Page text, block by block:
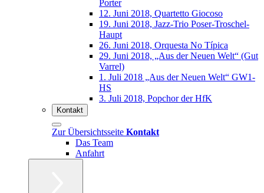
Porter
12. Juni 2018, Quartetto Giocoso
19. Juni 2018, Jazz-Trio Poser-Troschel-
Haupt
26. Juni 2018, Orquesta No Típica
29. Juni 2018, „Aus der Neuen Welt“ (Gut
Varrel)
1. Juli 2018 „Aus der Neuen Welt“ GW1-
HS
3. Juli 2018, Popchor der HfK
Kontakt
Zur Übersichtsseite Kontakt
Das Team
Anfahrt